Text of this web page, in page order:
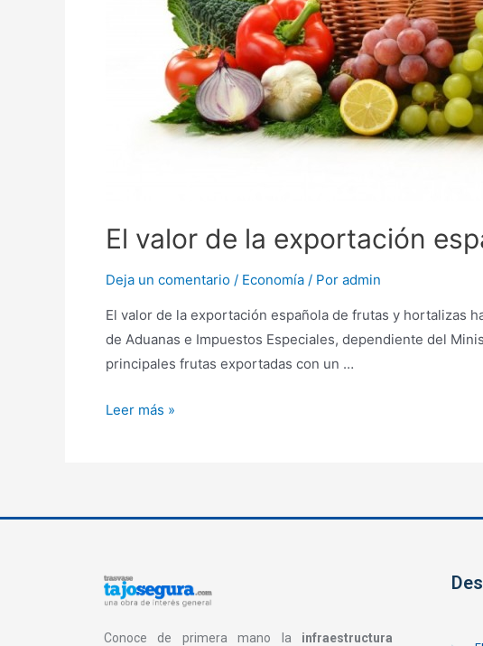
El valor de la exportación
Deja un comentario / Economía / Por admin
El valor de la exportación española de frutas y hortalizas
de Aduanas e Impuestos Especiales, dependiente del
principales frutas exportadas con un …
Leer más »
Conoce de primera mano la infraestructura